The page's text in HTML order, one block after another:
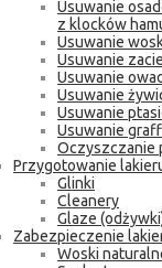
Usuwanie
z klocków
Usuwanie
Usuwanie
Usuwanie
Usuwanie
Usuwanie
Usuwanie
Oczyszczanie
Przygotowanie
Glinki
Cleanery
Glaze
Zabezpieczenie
Woski